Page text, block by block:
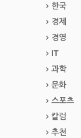
한국
경제
경영
IT
과학
문화
스포츠
칼럼
추천